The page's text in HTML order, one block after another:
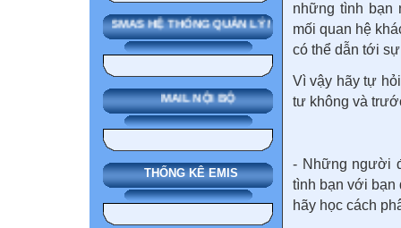
SMAS HỆ THỐNG QUẢN LÝ NHÀ TRƯỜNG
MAIL NỘI BỘ
THỐNG KÊ EMIS
những tình bạn
mối quan hệ
có thể dẫn tới
Vì vậy hãy tự
tư không và
- Những người
tình bạn với bạn
hãy học cách